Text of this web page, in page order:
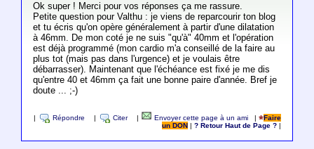
Ok super ! Merci pour vos réponses ça me rassure.
Petite question pour Valthu : je viens de reparcourir ton blog
et tu écris qu'on opère généralement à partir d'une dilatation
à 46mm. De mon coté je ne suis "qu'à" 40mm et l'opération
est déjà programmé (mon cardio m'a conseillé de la faire au
plus tot (mais pas dans l'urgence) et je voulais être
débarrasser). Maintenant que l'échéance est fixé je me dis
qu'entre 40 et 46mm ça fait une bonne paire d'année. Bref je
doute ... ;-)
Répondre Citer Envoyer cette page à un ami |
Faire
un DON
|? Retour Haut de Page ?